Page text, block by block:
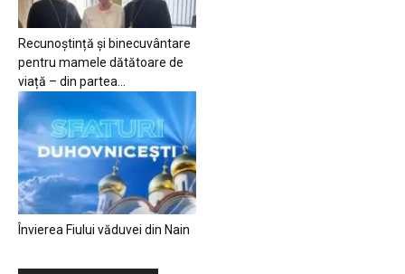
Recunoștință și binecuvântare
pentru mamele dătătoare de
viață – din partea...
Învierea Fiului văduvei din Nain